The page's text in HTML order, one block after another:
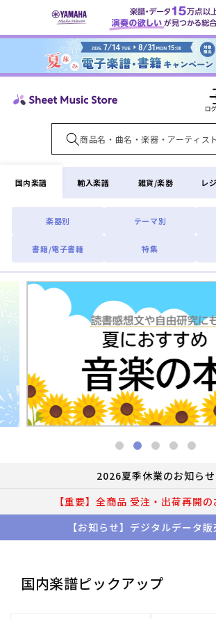
ンツに
ロ
グ
イ
ン
国内楽譜
楽器別 テーマ別
書籍/電子書籍 特集
輸入楽譜 雑貨/楽器 レ
2026夏季休業のお知らせ
【重要】全商品 受注・出荷再開
【お知らせ】デジタルデータ
国内楽譜ピックアップ